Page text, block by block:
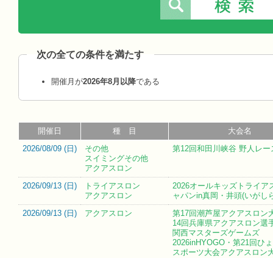
次の全ての条件を満たす
開催月が2026年8月以降である
開催日 種 目
大会名
2026/08/09 (日 )
その他
スイミングその他
アクアスロン
第12回和田川峡谷 野人レー
2026/09/13 (日 )
トライアスロン
アクアスロン
2026オールキッズトライア
ャパンin真岡・井頭(いがし
2026/09/13 (日 ) アクアスロン
第17回潮芦屋アクアスロン
14回兵庫県アクアスロン選
関西マスターズゲームズ
2026inHYOGO・第21回ひ
スポーツ大会アクアスロン